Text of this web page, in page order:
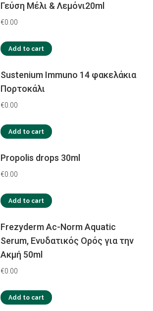
Γεύση Μέλι & Λεμόνι20ml
€0.00
Add to cart
Sustenium Immuno 14 φακελάκια
Πορτοκάλι
€0.00
Add to cart
Propolis drops 30ml
€0.00
Add to cart
Frezyderm Ac-Norm Aquatic
Serum, Ενυδατικός Ορός για την
Ακμή 50ml
€0.00
Add to cart